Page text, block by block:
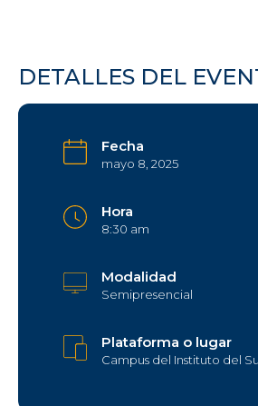
DETALLES DEL
Fecha
mayo 8, 2025
Hora
8:30 am
Modalidad
Semipresencial
Plataforma o lugar
Campus del Instituto del